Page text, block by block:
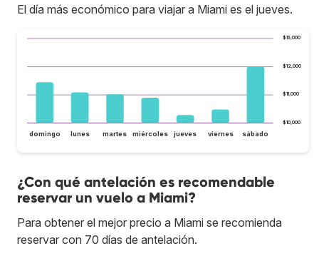
El día más económico para viajar a Miami es el jueves.
$10,000
$11,000
$12,000
$13,000
domingo lunes martes miércoles jueves viernes sábado
¿Con qué antelación es recomendable
reservar un vuelo a Miami?
Para obtener el mejor precio a Miami se recomienda
reservar con 70 días de antelación.